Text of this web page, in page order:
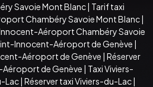
Savoie Mont Blanc| Tarif taxi
Chambéry Savoie Mont Blanc|
Aéroport Chambéry Savoie
Innocent-Aéroport de Genève |
Aéroport de Genève | Réserver
de Genève | Taxi Viviers-
Lac| Réserver taxi Viviers-du-Lac|